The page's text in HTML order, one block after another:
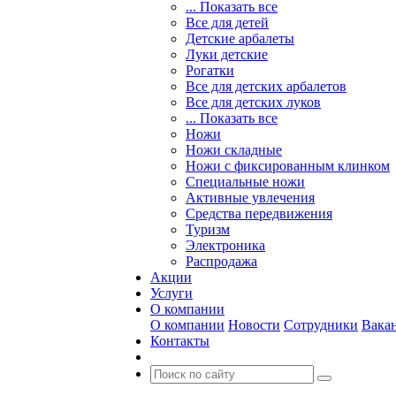
... Показать все
Все для детей
Детские арбалеты
Луки детские
Рогатки
Все для детских арбалетов
Все для детских луков
... Показать все
Ножи
Ножи складные
Ножи с фиксированным клинком
Специальные ножи
Активные увлечения
Средства передвижения
Туризм
Электроника
Распродажа
Акции
Услуги
О компании
О компании Новости Сотрудники
Контакты